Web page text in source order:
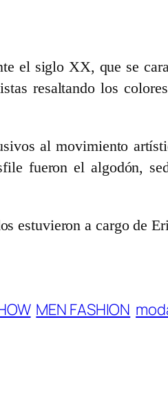
el siglo XX, que se
resaltando los
al movimiento
fueron el algodón,
estuvieron a cargo de
MEN FASHION